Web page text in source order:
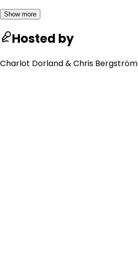
Show more
Hosted by
Charlot Dorland & Chris Bergström